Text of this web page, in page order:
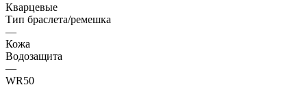
Кварцевые
Тип браслета/ремешка
—
Кожа
Водозащита
—
WR50